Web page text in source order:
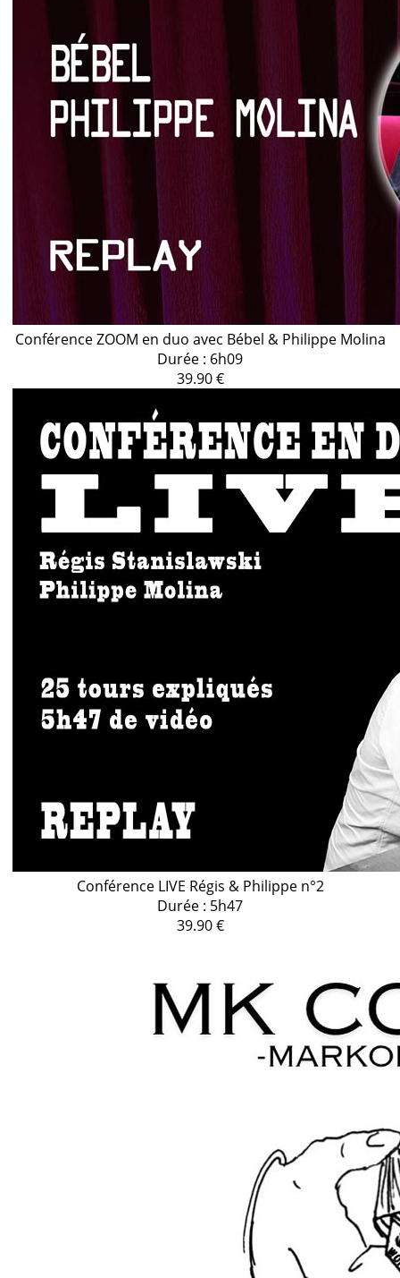
Conférence ZOOM en duo avec Bébel & Philippe Molina
Durée : 6h09
39.90 €
Conférence LIVE Régis & Philippe n°2
Durée : 5h47
39.90 €